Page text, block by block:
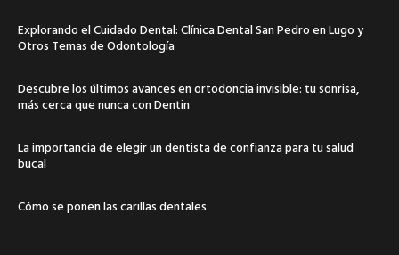
Explorando el Cuidado Dental: Clínica Dental San Pedro en Lugo y
Otros Temas de Odontología
Descubre los últimos avances en ortodoncia invisible: tu sonrisa,
más cerca que nunca con Dentin
La importancia de elegir un dentista de confianza para tu salud
bucal
Cómo se ponen las carillas dentales